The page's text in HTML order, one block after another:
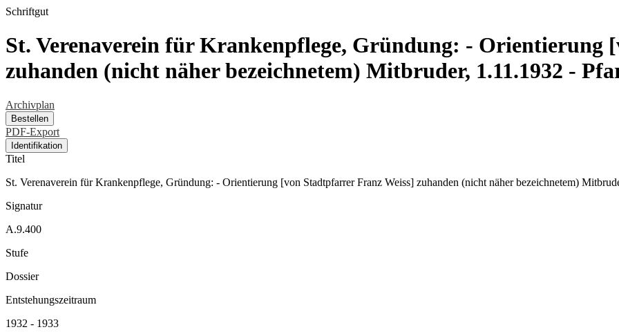
Schriftgut
St. Verenaverein für Krankenpflege, Gründung: - Orientierung
zuhanden (nicht näher bezeichnetem) Mitbruder, 1.11.1932 -
Archivplan
Bestellen
PDF-Export
Identifikation
Titel
St. Verenaverein für Krankenpflege, Gründung: - Orientierung [von Stadtpfarrer Franz Weiss] zuhanden (nicht näher bezeichnetem)
Signatur
A.9.400
Stufe
Dossier
Entstehungszeitraum
1932 - 1933